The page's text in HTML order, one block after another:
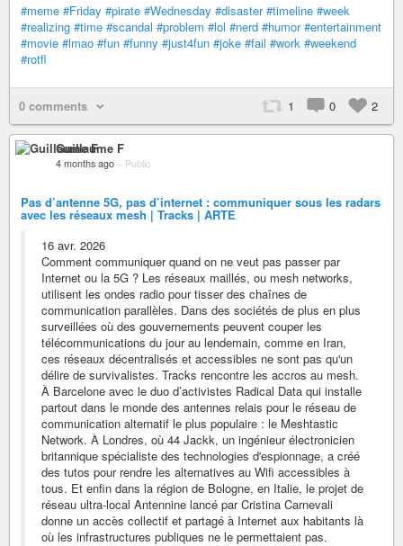
#meme #Friday #pirate #Wednesday #disaster #timeline #week
#realizing #time #scandal #problem #lol #nerd #humor #entertainment
#movie #lmao #fun #funny #just4fun #joke #fail #work #weekend
#rotfl
0 comments 1 0 2
Guillaume F
4 months ago – Public
Pas d’antenne 5G, pas d’internet : communiquer sous les radars
avec les réseaux mesh | Tracks | ARTE
16 avr. 2026
Comment communiquer quand on ne veut pas passer par
Internet ou la 5G ? Les réseaux maillés, ou mesh networks,
utilisent les ondes radio pour tisser des chaînes de
communication parallèles. Dans des sociétés de plus en plus
surveillées où des gouvernements peuvent couper les
télécommunications du jour au lendemain, comme en Iran,
ces réseaux décentralisés et accessibles ne sont pas qu'un
délire de survivalistes. Tracks rencontre les accros au mesh.
À Barcelone avec le duo d’activistes Radical Data qui installe
partout dans le monde des antennes relais pour le réseau de
communication alternatif le plus populaire : le Meshtastic
Network. À Londres, où 44 Jackk, un ingénieur électronicien
britannique spécialiste des technologies d'espionnage, a créé
des tutos pour rendre les alternatives au Wifi accessibles à
tous. Et enfin dans la région de Bologne, en Italie, le projet de
réseau ultra-local Antennine lancé par Cristina Carnevali
donne un accès collectif et partagé à Internet aux habitants là
où les infrastructures publiques ne le permettaient pas.